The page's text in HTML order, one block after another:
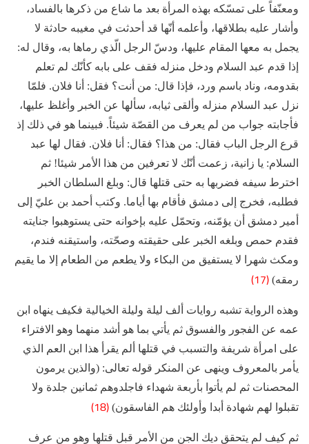
ومعنّفاً على تمسّكه بهذه المرأة بعد ما شاع من ذكرها بالفساد،
وأشار عليه بطلاقها، وأعلمه أنّها قد أحدثت في مغيبه حادثة لا
يجمل به معها المقام عليها، ودسّ الرجل الّذي رماها به، وقال له:
إذا قدم عبد السلام ودخل منزله فقف على بابه كأنّك لم تعلم
بقدومه، وناد باسم ورد، فإذا قال: من أنت؟ فقل: أنا فلان. فلمّا
نزل عبد السلام منزله وألقى ثيابه، سألها عن الخبر وأغلظ عليها،
فأجابته جواب من لم يعرف من القصّة شيئاً. فبينما هو في ذلك إذ
قرع الرجل الباب فقال: من هذا؟ فقال: أنا فلان. فقال لها عبد
السلام: يا زانية، زعمت أنّك لا تعرفين من هذا الأمر شيئا! ثم
اخترط سيفه فضربها به حتى قتلها قال: وبلغ السلطان الخبر
فطلبه، فخرج إلى دمشق فأقام بها أياما. وكتب أحمد بن عليّ إلى
أمير دمشق أن يؤمّنه، وتحمّل عليه بإخوانه حتى يستوهبوا جنايته
فقدم حمص وبلغه الخبر على حقيقته وصحّته، واستيقنه فندم،
ومكث شهرا لا يستفيق من البكاء ولا يطعم من الطعام إلا ما يقيم
رمقه) (17)
وهذه الرواية تشبه روايات ألف ليلة وليلة الخيالية فكيف ينهاه ابن
عمه عن الفجور والفسوق ثم يأتي بما هو أشد منهما وهو الافتراء
على امرأة شريفة والتسبب في قتلها ألم يقرأ هذا ابن العم الذي
يأمر بالمعروف وينهى عن المنكر قوله تعالى: (والذين يرمون
المحصنات ثم لم يأتوا بأربعة شهداء فاجلدوهم ثمانين جلدة ولا
تقبلوا لهم شهادة أبدا وأولئك هم الفاسقون) (18)
ثم كيف لم يتحقق ديك الجن من الأمر قبل قتلها وهو من عرف